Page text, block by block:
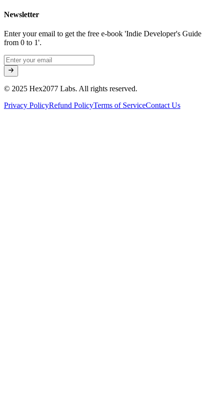
Newsletter
Enter your email to get the free e-book 'Indie Developer's Guide
from 0 to 1'.
© 2025 Hex2077 Labs. All rights reserved.
Privacy PolicyRefund PolicyTerms of ServiceContact Us